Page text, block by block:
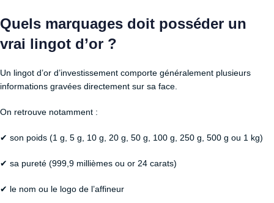
Quels marquages doit posséder un
vrai lingot d’or ?
Un lingot d’or d’investissement comporte généralement plusieurs
informations gravées directement sur sa face.
On retrouve notamment :
✔ son poids (1 g, 5 g, 10 g, 20 g, 50 g, 100 g, 250 g, 500 g ou 1 kg)
✔ sa pureté (999,9 millièmes ou or 24 carats)
✔ le nom ou le logo de l’affineur